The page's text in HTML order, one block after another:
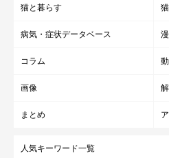
猫と暮らす
病気・症状データベース
コラム
画像
まとめ
人気キーワード一覧